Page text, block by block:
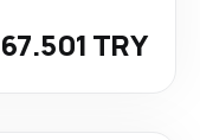
67.501 TRY